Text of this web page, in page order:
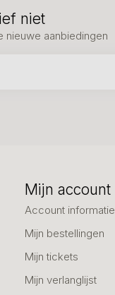
niet
nieuwe aanbiedingen
Mijn account
Account informatie
Mijn bestellingen
Mijn tickets
Mijn verlanglijst